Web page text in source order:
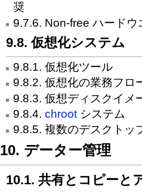
奨
9.7.6. Non-free ハード
9.8. 仮想化システム
9.8.1. 仮想化ツール
9.8.2. 仮想化の業務フロ
9.8.3. 仮想ディスクイメ
9.8.4.chroot システム
9.8.5. 複数のデスクトッ
10. データー管理
10.1. 共有とコピーと